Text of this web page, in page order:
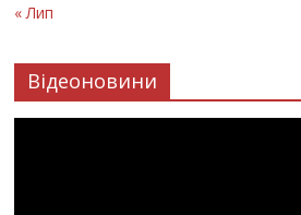
« Лип
Відеоновини